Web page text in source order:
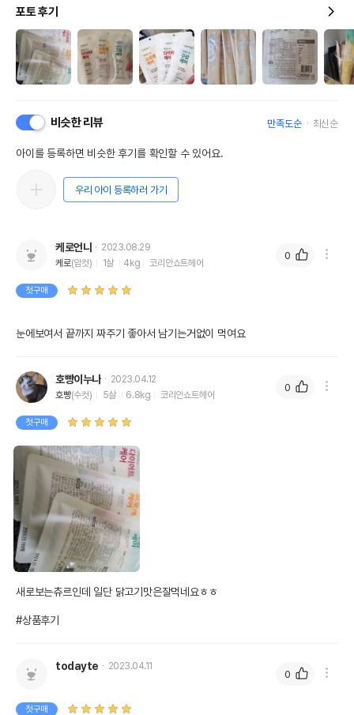
포토 후기
비슷한 리뷰 만족도순 최신순
아이를 등록하면 비슷한 후기를 확인할 수 있어요.
우리 아이 등록하러 가기
케로언니
2023.08.29
케로(암컷) 1살 4kg 코리안쇼트헤어
첫구매
눈에보여서 끝까지 짜주기 좋아서 남기는거없이 먹여요
0
호빵이누나
2023.04.12
호빵(수컷) 5살 6.8kg 코리안쇼트헤어
첫구매
새로보는츄르인데 일단 닭고기맛은잘먹네요ㅎㅎ
#상품후기
0
todayte 2023.04.11
첫구매
0